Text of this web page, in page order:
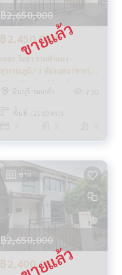
฿2,650,000
฿2,450,000
เดอะ วิลล่า รามคำแหง -
สุวรรณภูมิ / 3 ห้องนอน (ขาย),
The Villa Ramkhamhaeng -
Suvarnabhumi / 3 Bedrooms
(SALE) AA296
มีนบุรี-ร่มเกล้า 730
พื้นที่ : 21.00 ตร.ว.
ขาย
฿2,650,000
฿2,400,000